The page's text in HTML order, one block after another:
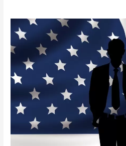
Asiáticos
Representan
el
30,4%
de
Inmigrantes
que
en